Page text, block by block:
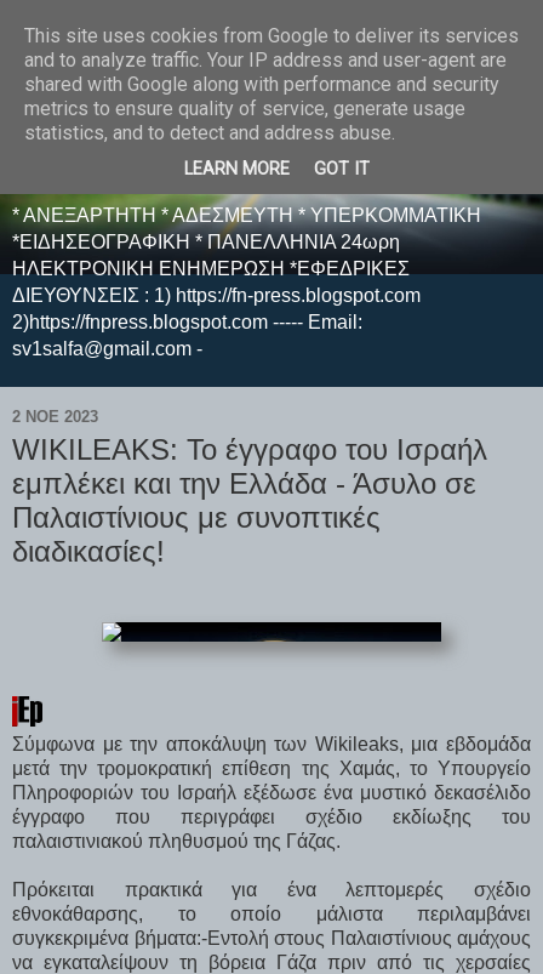
E F E N P R E S S -
ΗΛΕΚΤΡΟΝΙΚΗ
ΕΦΗΜΕΡΙΔΑ
* ΑΝΕΞΑΡΤΗΤΗ * ΑΔΕΣΜΕΥΤΗ * ΥΠΕΡΚΟΜΜΑΤΙΚΗ
*ΕΙΔΗΣΕΟΓΡΑΦΙΚΗ * ΠΑΝΕΛΛΗΝΙΑ 24ωρη
ΗΛΕΚΤΡΟΝΙΚΗ ΕΝΗΜΕΡΩΣΗ *ΕΦΕΔΡΙΚΕΣ
ΔΙΕΥΘΥΝΣΕΙΣ : 1) https://fn-press.blogspot.com
2)https://fnpress.blogspot.com ----- Email:
sv1salfa@gmail.com -
2 ΝΟΕ 2023
WIKILEAKS: Το έγγραφο του Ισραήλ
εμπλέκει και την Ελλάδα - Άσυλο σε
Παλαιστίνιους με συνοπτικές
διαδικασίες!
Σύμφωνα με την αποκάλυψη των Wikileaks, μια εβδομάδα
μετά την τρομοκρατική επίθεση της Χαμάς, το Υπουργείο
Πληροφοριών του Ισραήλ εξέδωσε ένα μυστικό δεκασέλιδο
έγγραφο που περιγράφει σχέδιο εκδίωξης του
παλαιστινιακού πληθυσμού της Γάζας.
Πρόκειται πρακτικά για ένα λεπτομερές σχέδιο
εθνοκάθαρσης, το οποίο μάλιστα περιλαμβάνει
συγκεκριμένα βήματα:-Εντολή στους Παλαιστίνιους αμάχους
να εγκαταλείψουν τη βόρεια Γάζα πριν από τις χερσαίες
This site uses cookies from Google to deliver its services
and to analyze traffic. Your IP address and user-agent are
shared with Google along with performance and security
metrics to ensure quality of service, generate usage
statistics, and to detect and address abuse.
LEARN MORE GOT IT